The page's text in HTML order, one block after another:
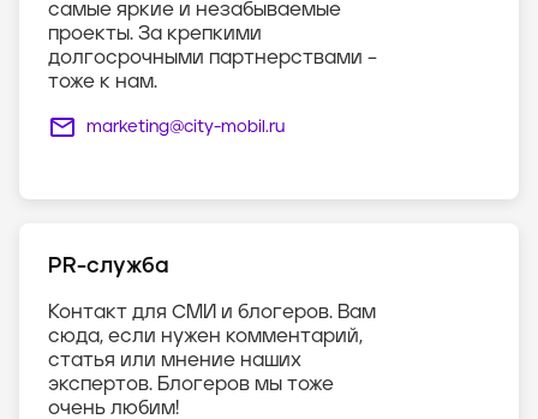
самые яркие и незабываемые
проекты. За крепкими
долгосрочными партнерствами –
тоже к нам.
marketing@city-mobil.ru
PR-служба
Контакт для СМИ и блогеров. Вам
сюда, если нужен комментарий,
статья или мнение наших
экспертов. Блогеров мы тоже
очень любим!